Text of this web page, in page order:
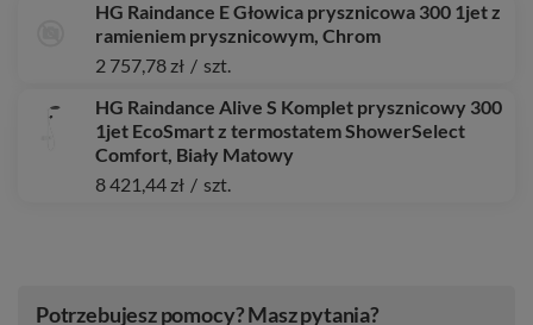
HG Raindance E Głowica prysznicowa 300 1jet z
ramieniem prysznicowym, Chrom
2 757,78 zł / szt.
HG Raindance Alive S Komplet prysznicowy 300
1jet EcoSmart z termostatem ShowerSelect
Comfort, Biały Matowy
8 421,44 zł / szt.
Potrzebujesz pomocy? Masz pytania?